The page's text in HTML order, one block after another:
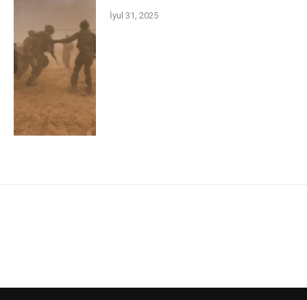
İyul 31, 2025